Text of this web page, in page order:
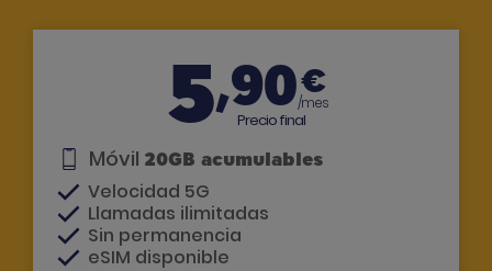
5,90€
/mes
Precio final
Móvil 20GB acumulables
Velocidad 5G
Llamadas ilimitadas
Sin permanencia
eSIM disponible